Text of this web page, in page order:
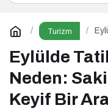
Turizm
Eylülde
Neden:
Keyif Bir